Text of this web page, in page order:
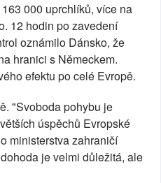
000 uprchlíků, více na
12 hodin po zavedení
oznámilo Dánsko, že
hranici s Německem.
efektu po celé Evropě.
"Svoboda pohybu je
úspěchů Evropské
ministerstva zahraničí
je velmi důležitá, ale